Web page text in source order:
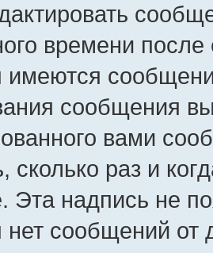
времени
сообщения
вами
сколько раз и
Эта надпись не
сообщений от